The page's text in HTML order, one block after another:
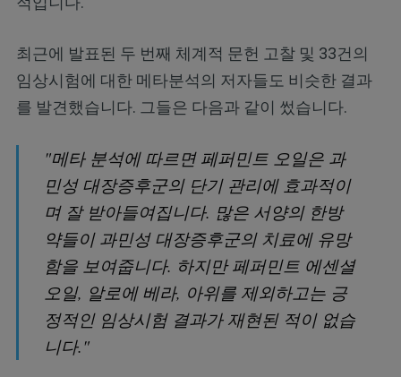
최근에 발표된 두 번째 체계적 문헌 고찰 및 33건의
임상시험에 대한 메타분석의 저자들도 비슷한 결과
를 발견했습니다. 그들은 다음과 같이 썼습니다.
"메타 분석에 따르면 페퍼민트 오일은 과
민성 대장증후군의 단기 관리에 효과적이
며 잘 받아들여집니다. 많은 서양의 한방
약들이 과민성 대장증후군의 치료에 유망
함을 보여줍니다. 하지만 페퍼민트 에센셜
오일, 알로에 베라, 아위를 제외하고는 긍
정적인 임상시험 결과가 재현된 적이 없습
니다."